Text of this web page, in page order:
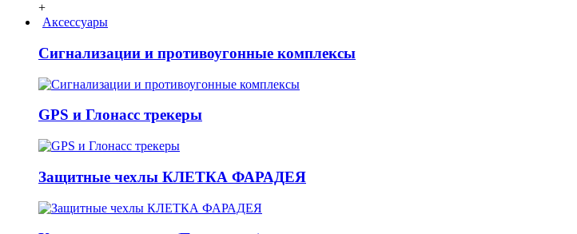
+
Аксессуары
Сигнализации и противоугонные комплексы
GPS и Глонасс трекеры
Защитные чехлы КЛЕТКА ФАРАДЕЯ